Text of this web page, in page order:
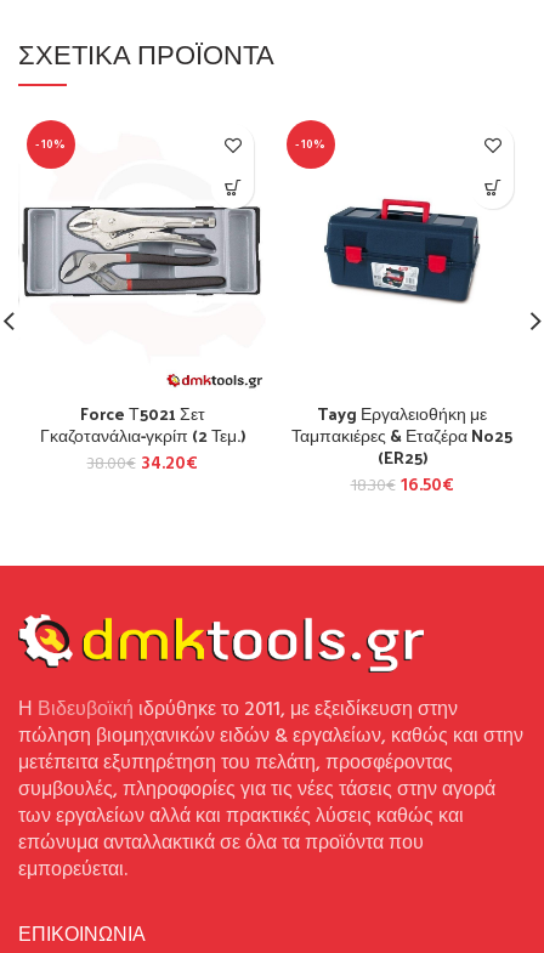
ΣΧΕΤΙΚΆ ΠΡΟΪΌΝΤΑ
-10%
Force Τ5021 Σετ
Γκαζοτανάλια-γκρίπ (2 Τεμ.)
38.00€ 34.20€
-10%
Tayg Εργαλειοθήκη με
Ταμπακιέρες & Εταζέρα No25
(ER25)
18.30€ 16.50€
Η Βιδευβοϊκή ιδρύθηκε το 2011, με εξειδίκευση στην
πώληση βιομηχανικών ειδών & εργαλείων, καθώς και στην
μετέπειτα εξυπηρέτηση του πελάτη, προσφέροντας
συμβουλές, πληροφορίες για τις νέες τάσεις στην αγορά
των εργαλείων αλλά και πρακτικές λύσεις καθώς και
επώνυμα ανταλλακτικά σε όλα τα προϊόντα που
εμπορεύεται.
ΕΠΙΚΟΙΝΩΝΙΑ